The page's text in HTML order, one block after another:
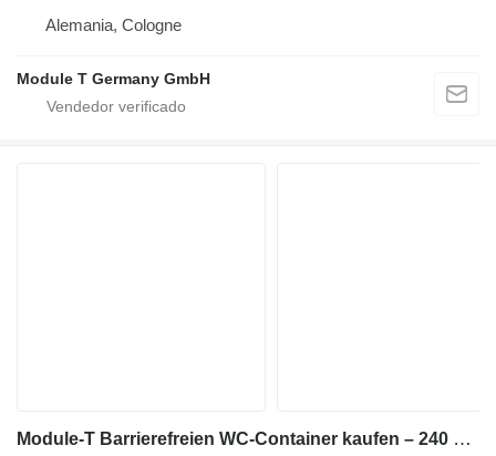
Alemania, Cologne
Module T Germany GmbH
Module-T Barrierefreien WC-Container kaufen – 240 × 200 cm | NEU